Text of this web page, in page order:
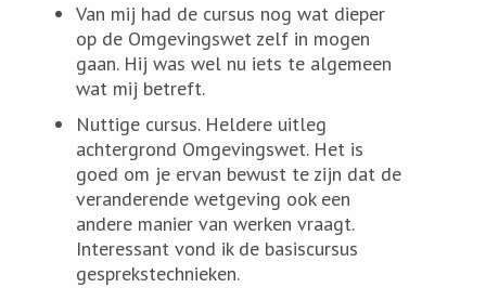
Van mij had de cursus nog wat dieper
op de Omgevingswet zelf in mogen
gaan. Hij was wel nu iets te algemeen
wat mij betreft.
Nuttige cursus. Heldere uitleg
achtergrond Omgevingswet. Het is
goed om je ervan bewust te zijn dat de
veranderende wetgeving ook een
andere manier van werken vraagt.
Interessant vond ik de basiscursus
gesprekstechnieken.